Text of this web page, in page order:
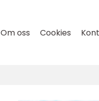
Om oss Cookies